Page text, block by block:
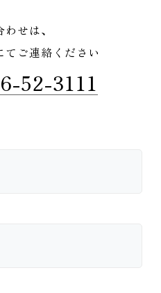
せは、
ご連絡ください
52-3111